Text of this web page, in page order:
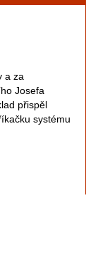
a za
Josefa
přispěl
systému
Brně: Od
skvělé
jiné je ale také
vyzkoušet
moravské
her od klasické